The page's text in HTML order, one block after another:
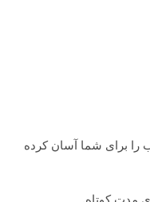
را برای شما آسان کرده